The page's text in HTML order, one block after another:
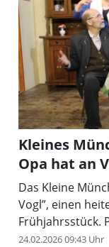
Kleines
Opa hat an
Das Kleine
Vogl”, einen
Frühjahrsstück.
24.02.2026 09:43 Uhr